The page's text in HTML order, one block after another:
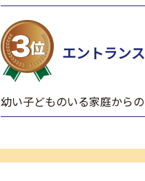
エントラン
幼い子どものいる家庭から